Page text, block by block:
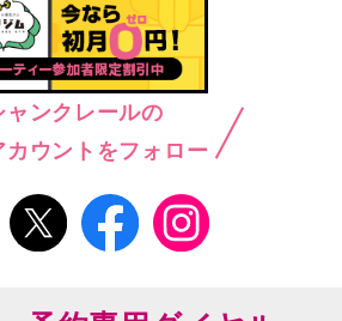
ャンクレールの
カウントをフォロー